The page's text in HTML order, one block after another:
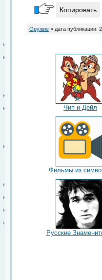
Копировать
Оружие » дата публикации:
Чип и Дейл
Фильмы из
Русские